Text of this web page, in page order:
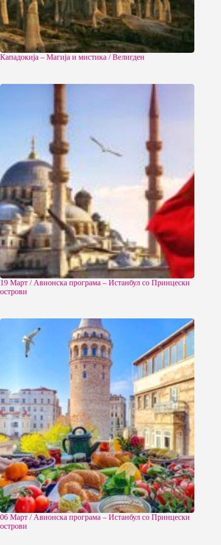
Кападокија – Магија и мистика / Велигден
19 Март / Aвионска програма – Истанбул со Принцески
острови
06 Март / Aвионска програма – Истанбул со Принцески
острови